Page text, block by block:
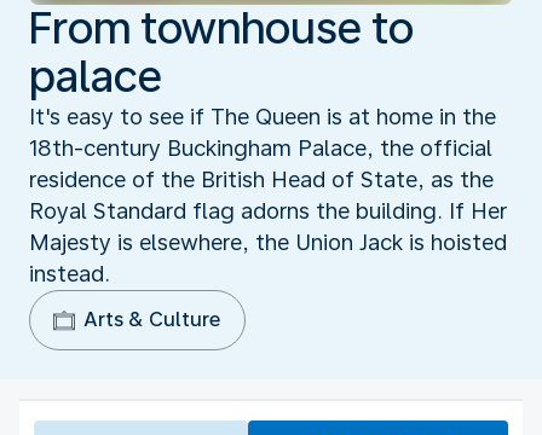
From townhouse to
palace
It's easy to see if The Queen is at home in the
18th-century Buckingham Palace, the official
residence of the British Head of State, as the
Royal Standard flag adorns the building. If Her
Majesty is elsewhere, the Union Jack is hoisted
instead.
Arts & Culture